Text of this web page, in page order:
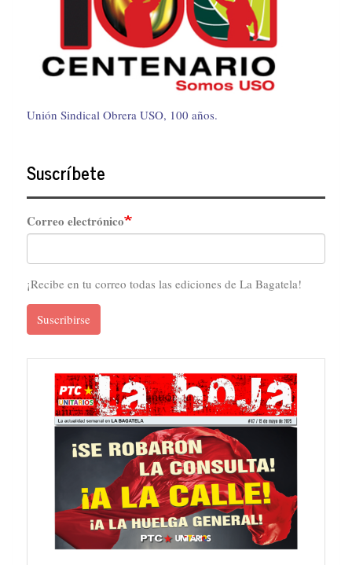
Unión Sindical Obrera USO, 100 años.
Suscríbete
Correo electrónico
¡Recibe en tu correo todas las ediciones de La Bagatela!
Suscribirse